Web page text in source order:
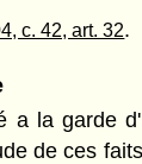
c. 42, art. 32.
a la garde
de ces